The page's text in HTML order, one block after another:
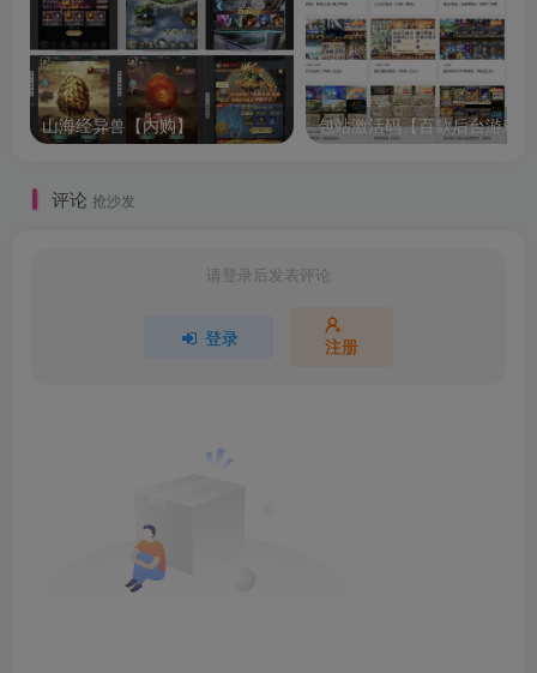
山海经异兽【内购】 包站激活码【百款后台游戏】
评论 抢沙发
请登录后发表评论
登录 注册